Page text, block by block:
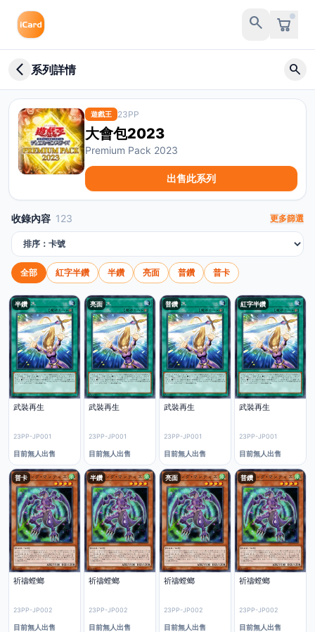
search
arrow_back_ios_new 系列詳情 search
遊戲王 23PP
大會包2023
Premium Pack 2023
出售此系列
收錄內容 123 更多篩選
排序方式
全部 紅字半鑽 半鑽 亮面 普鑽 普卡
半鑽
武裝再生
23PP-JP001
目前無人出售
亮面
武裝再生
23PP-JP001
目前無人出售
普鑽
武裝再生
23PP-JP001
目前無人出售
紅字半鑽
武裝再生
23PP-JP001
目前無人出售
普卡
祈禱螳螂
23PP-JP002
目前無人出售
半鑽
祈禱螳螂
23PP-JP002
目前無人出售
亮面
祈禱螳螂
23PP-JP002
目前無人出售
普鑽
祈禱螳螂
23PP-JP002
目前無人出售